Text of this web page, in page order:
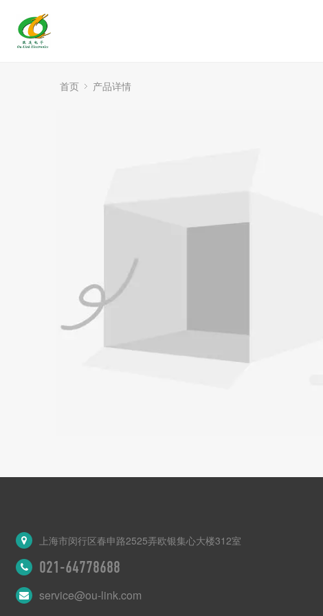
首页 产品详情
上海市闵行区春申路2525弄欧银集心大楼312室
021-64778688
service@ou-link.com